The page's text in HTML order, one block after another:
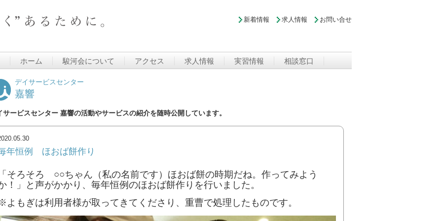
新着情報 求人情報 お問い合せ
ホーム 駿河会について アクセス 求人情報 実習情報 相談窓口
デイサービスセンター
嘉響
サービスセンター 嘉響の活動やサービスの紹介を随時公開しています。
年恒例 ほおば餅作り
そろそろ ○○ちゃん（私の名前です）ほおば餅の時期だね。作ってみよう
！」と声がかかり、毎年恒例のほおば餅作りを行いました。
よもぎは利用者様が取ってきてくださり、重曹で処理したものです。